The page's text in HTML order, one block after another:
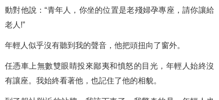
動對他說：“青年人，你坐的位置是老殘婦孕專座，請你讓給
老人!”
年輕人似乎沒有聽到我的聲音，他把頭扭向了窗外。
任憑車上無數雙眼睛投來鄙夷和憤怒的目光，年輕人始終沒
有讓座。我始終看著他，也記住了他的相貌。